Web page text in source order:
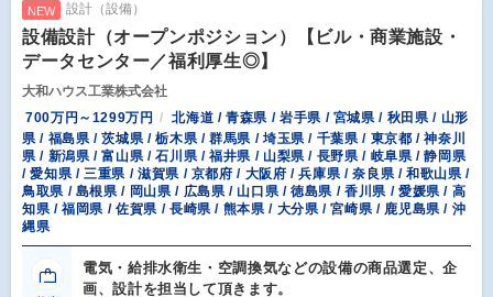
NEW 設計（設備）
設備設計（オープンポジション）【ビル・商業施設・
データセンター／福利厚生◎】
大和ハウス工業株式会社
700万円～1299万円
北海道 / 青森県 / 岩手県 / 宮城県 / 秋田県 / 山形
県 / 福島県 / 茨城県 / 栃木県 / 群馬県 / 埼玉県 / 千葉県 / 東京都 / 神奈川
県 / 新潟県 / 富山県 / 石川県 / 福井県 / 山梨県 / 長野県 / 岐阜県 / 静岡県
/ 愛知県 / 三重県 / 滋賀県 / 京都府 / 大阪府 / 兵庫県 / 奈良県 / 和歌山県 /
鳥取県 / 島根県 / 岡山県 / 広島県 / 山口県 / 徳島県 / 香川県 / 愛媛県 / 高
知県 / 福岡県 / 佐賀県 / 長崎県 / 熊本県 / 大分県 / 宮崎県 / 鹿児島県 / 沖
縄県
電気・給排水衛生・空調換気などの設備の商品選定、企
画、設計を担当して頂きます。